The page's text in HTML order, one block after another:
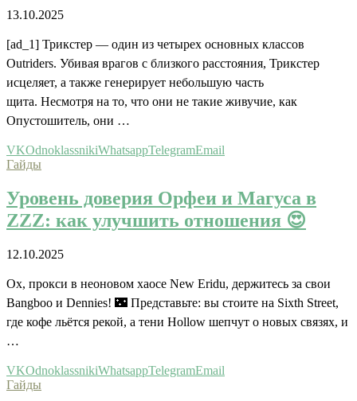
13.10.2025
[ad_1] Трикстер — один из четырех основных классов
Outriders. Убивая врагов с близкого расстояния, Трикстер
исцеляет, а также генерирует небольшую часть
щита. Несмотря на то, что они не такие живучие, как
Опустошитель, они …
VKOdnoklassnikiWhatsappTelegramEmail
Гайды
Уровень доверия Орфеи и Магуса в
ZZZ: как улучшить отношения 😍
12.10.2025
Ох, прокси в неоновом хаосе New Eridu, держитесь за свои
Bangboo и Dennies! 🌃 Представьте: вы стоите на Sixth Street,
где кофе льётся рекой, а тени Hollow шепчут о новых связях, и
…
VKOdnoklassnikiWhatsappTelegramEmail
Гайды